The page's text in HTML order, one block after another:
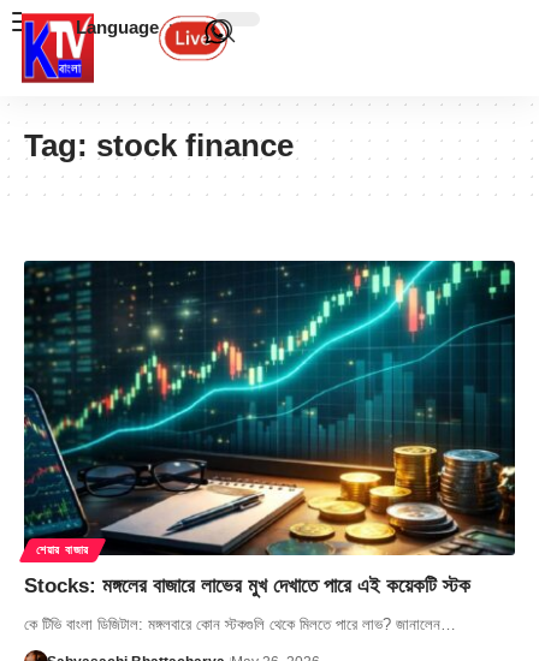
Language
Tag: stock finance
শেয়ার বাজার
Stocks: মঙ্গলের বাজারে লাভের মুখ দেখাতে পারে এই কয়েকটি স্টক
কে টিভি বাংলা ডিজিটাল: মঙ্গলবারে কোন স্টকগুলি থেকে মিলতে পারে লাভ? জানালেন…